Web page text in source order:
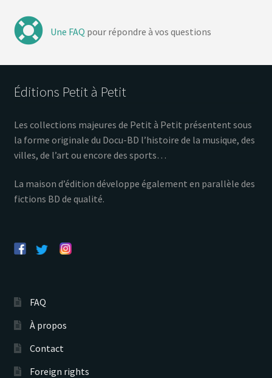
Une FAQ pour répondre à vos questions
Éditions Petit à Petit
Les collections majeures de Petit à Petit présentent sous
la forme originale du Docu-BD l’histoire de la musique, des
villes, de l’art ou encore des sports…
La maison d’édition développe également en parallèle des
fictions BD de qualité.
FAQ
À propos
Contact
Foreign rights